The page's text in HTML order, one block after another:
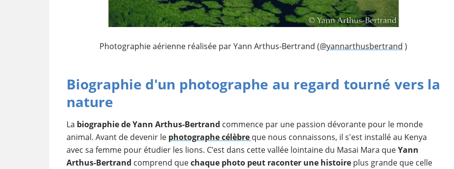
Photographie aérienne réalisée par Yann Arthus-Bertrand (@yannarthusbertrand )
Biographie d'un photographe au regard tourné vers la
nature
La biographie de Yann Arthus-Bertrand commence par une passion dévorante pour le monde
animal. Avant de devenir le photographe célèbre que nous connaissons, il s'est installé au Kenya
avec sa femme pour étudier les lions. C’est dans cette vallée lointaine du Masai Mara queYann
Arthus-Bertrand comprend quechaque photo peut raconter une histoireplus grande que celle